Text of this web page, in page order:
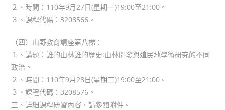
２、時間：110年9月27日(星期一)19:00至21:00。
３、課程代碼：3208566。
（四）山野教育講座第八梯：
１、講題：誰的山林誰的歷史:山林開發與殖民地學術研究的不同
政治。
２、時間：110年9月28日(星期二)19:00至21:00。
３、課程代碼：3208576。
三、詳細課程研習內容，請參閱附件。